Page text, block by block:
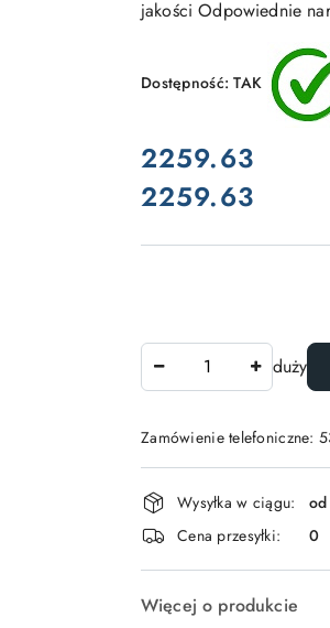
jakości Odpowiednie
Dostępność:TAK
cena:
2259.63
Cena:
2259.63
duży
Zamówienie telefoniczne:
Dostępność
i
dostawa
Wysyłka w ciągu:
Cena przesyłki:
0
Więcej o produkcie